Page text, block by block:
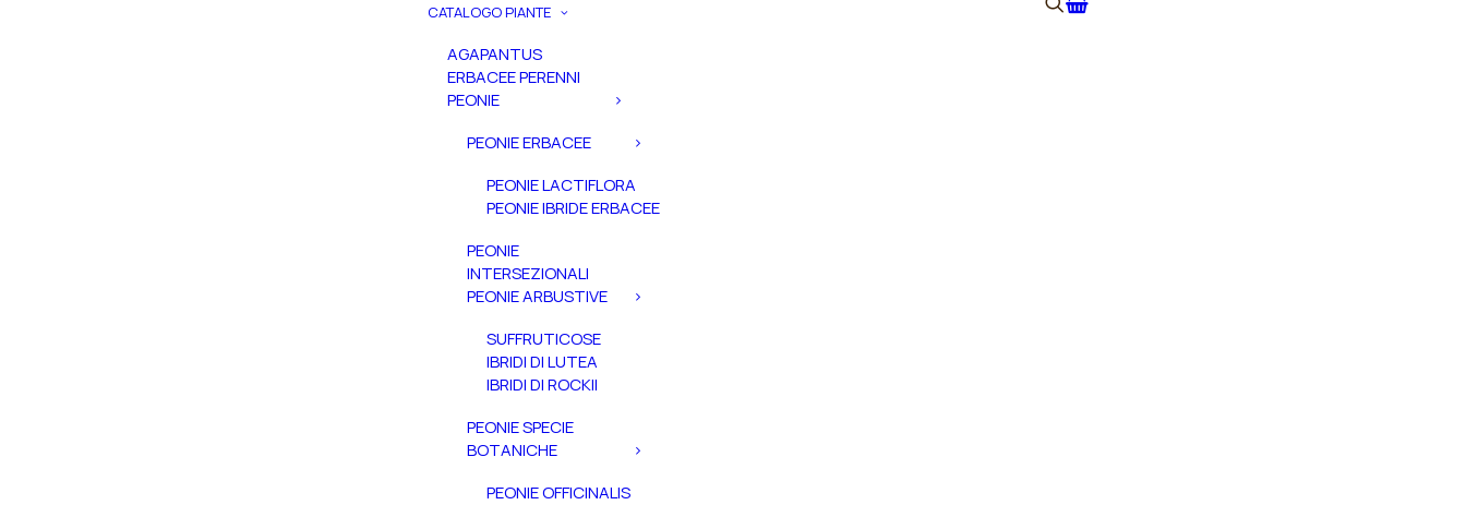
CATALOGO PIANTE
AGAPANTUS
ERBACEE PERENNI
PEONIE
PEONIE ERBACEE
PEONIE LACTIFLORA
PEONIE IBRIDE ERBACEE
PEONIE
INTERSEZIONALI
PEONIE ARBUSTIVE
SUFFRUTICOSE
IBRIDI DI LUTEA
IBRIDI DI ROCKII
PEONIE SPECIE
BOTANICHE
PEONIE OFFICINALIS